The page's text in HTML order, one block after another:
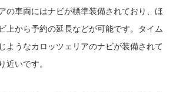
の車両にはナビが標準装備されており、ほ
上から予約の延長などが可能です。タイム
ようなカロッツェリアのナビが装備されて
近いです。